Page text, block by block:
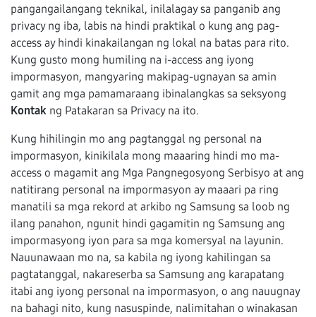
pangangailangang teknikal, inilalagay sa panganib ang
privacy ng iba, labis na hindi praktikal o kung ang pag-
access ay hindi kinakailangan ng lokal na batas para rito.
Kung gusto mong humiling na i-access ang iyong
impormasyon, mangyaring makipag-ugnayan sa amin
gamit ang mga pamamaraang ibinalangkas sa seksyong
Kontak ng Patakaran sa Privacy na ito.
Kung hihilingin mo ang pagtanggal ng personal na
impormasyon, kinikilala mong maaaring hindi mo ma-
access o magamit ang Mga Pangnegosyong Serbisyo at ang
natitirang personal na impormasyon ay maaari pa ring
manatili sa mga rekord at arkibo ng Samsung sa loob ng
ilang panahon, ngunit hindi gagamitin ng Samsung ang
impormasyong iyon para sa mga komersyal na layunin.
Nauunawaan mo na, sa kabila ng iyong kahilingan sa
pagtatanggal, nakareserba sa Samsung ang karapatang
itabi ang iyong personal na impormasyon, o ang nauugnay
na bahagi nito, kung nasuspinde, nalimitahan o winakasan